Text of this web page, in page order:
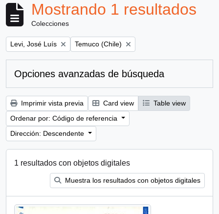
Mostrando 1 resultados
Colecciones
Remove filter:
Levi, José Luís Remove filter:
Temuco (Chile)
Opciones avanzadas de búsqueda
Imprimir vista previa Card view
Table view
Ordenar por: Código de referencia
Dirección: Descendente
1 resultados con objetos digitales
Muestra los resultados con objetos digitales